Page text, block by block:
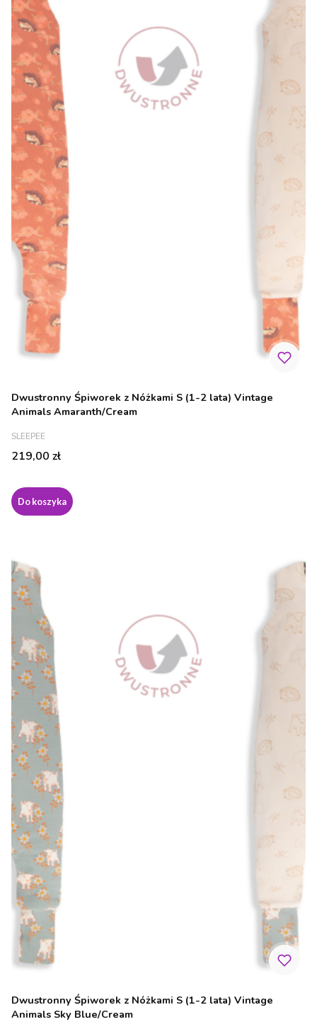
Dwustronny Śpiworek z Nóżkami S (1-2 lata) Vintage
Animals Amaranth/Cream
PRODUCENT
SLEEPEE
Cena
219,00 zł
Do koszyka
Dwustronny Śpiworek z Nóżkami S (1-2 lata) Vintage
Animals Sky Blue/Cream